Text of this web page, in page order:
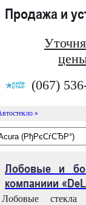
Продажа и
(067)
»
Лобовые и
компаниии
Лобовые